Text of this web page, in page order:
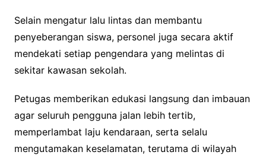
Selain mengatur lalu lintas dan membantu
penyeberangan siswa, personel juga secara aktif
mendekati setiap pengendara yang melintas di
sekitar kawasan sekolah.
Petugas memberikan edukasi langsung dan imbauan
agar seluruh pengguna jalan lebih tertib,
memperlambat laju kendaraan, serta selalu
mengutamakan keselamatan, terutama di wilayah